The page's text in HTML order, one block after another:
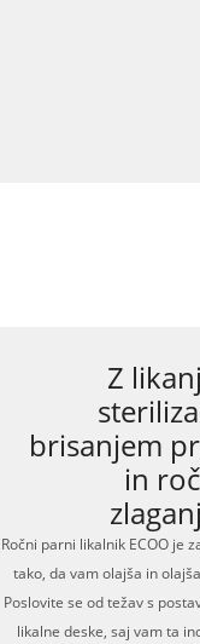
Z
brisanjem
in
Ročni parni likalnik ECOO je
tako, da vam olajša in
Poslovite se od težav s
likalne deske, saj vam ta